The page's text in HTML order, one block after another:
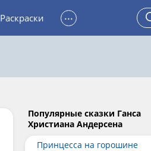
Раскраски ...
Популярные сказки Ганса
Христиана Андерсена
Принцесса на горошине